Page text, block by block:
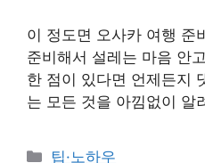
이 정도면 오사카 여행 준
준비해서 설레는 마음 안
한 점이 있다면 언제든지
는 모든 것을 아낌없이 알
Categories
팁·노하우